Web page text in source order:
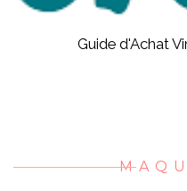
Guide d'Achat